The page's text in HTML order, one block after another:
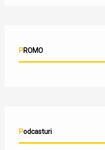
PROMO
Podcasturi